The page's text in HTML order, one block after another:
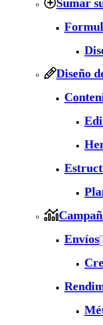
Sumar
Diseño
Envíos